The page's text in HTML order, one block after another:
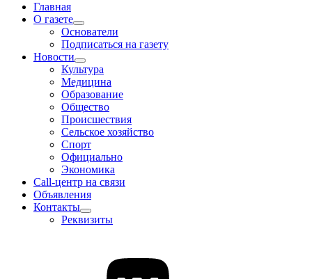
Главная
О газете
Основатели
Подписаться на газету
Новости
Культура
Медицина
Образование
Общество
Происшествия
Сельское хозяйство
Спорт
Официально
Экономика
Call-центр на связи
Объявления
Контакты
Реквизиты